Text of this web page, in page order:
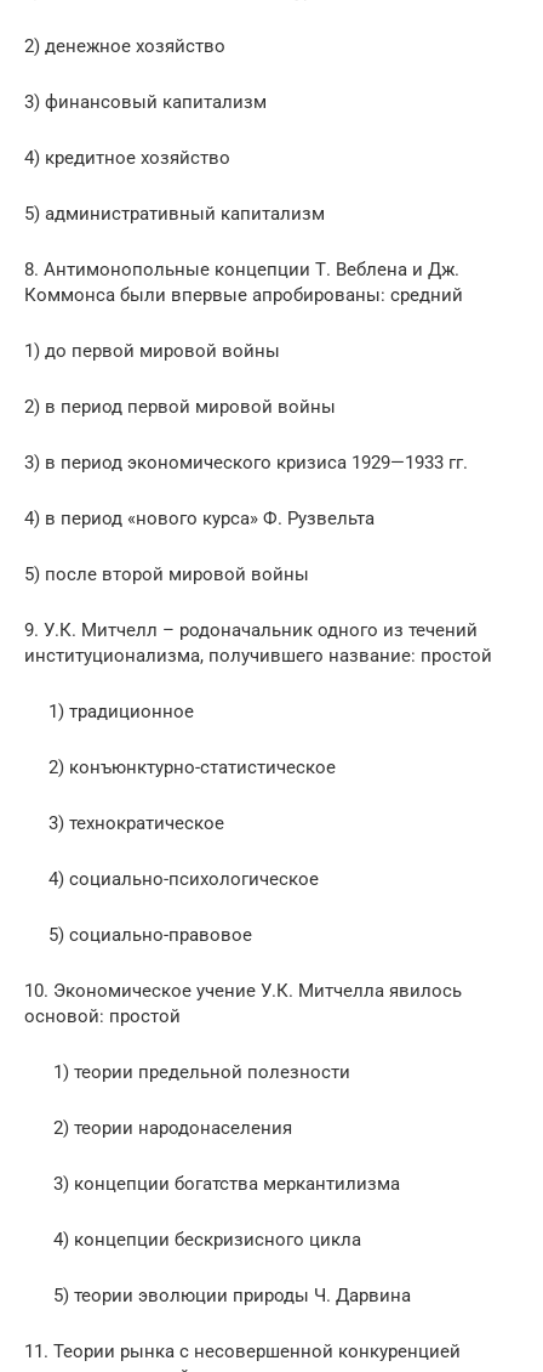
2) денежное хозяйство
3) финансовый капитализм
4) кредитное хозяйство
5) административный капитализм
8. Антимонопольные концепции Т. Веблена и Дж.
Коммонса были впервые апробированы: средний
1) до первой мировой войны
2) в период первой мировой войны
3) в период экономического кризиса 1929—1933 гг.
4) в период «нового курса» Ф. Рузвельта
5) после второй мировой войны
9. У.К. Митчелл – родоначальник одного из течений
институционализма, получившего название: простой
1) традиционное
2) конъюнктурно-статистическое
3) технократическое
4) социально-психологическое
5) социально-правовое
10. Экономическое учение У.К. Митчелла явилось
основой: простой
1) теории предельной полезности
2) теории народонаселения
3) концепции богатства меркантилизма
4) концепции бескризисного цикла
5) теории эволюции природы Ч. Дарвина
11. Теории рынка с несовершенной конкуренцией